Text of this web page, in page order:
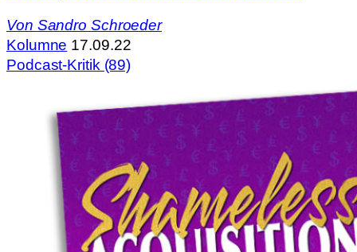
Von Sandro Schroeder
Kolumne 17.09.22
Podcast-Kritik (89)